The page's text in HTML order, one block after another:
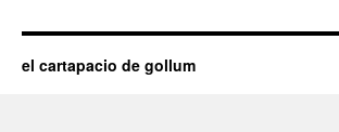
el cartapacio de gollum